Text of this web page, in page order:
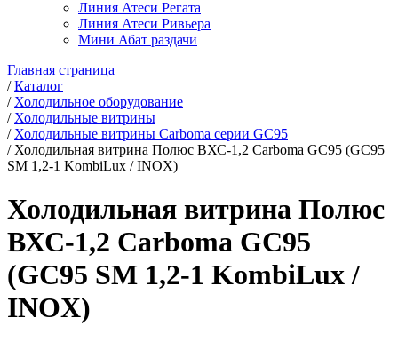
Линия Атеси Регата
Линия Атеси Ривьера
Мини Абат раздачи
Главная страница
/Каталог
/ Холодильное оборудование
/ Холодильные витрины
/ Холодильные витрины Carboma серии GC95
/ Холодильная витрина Полюс ВХС-1,2 Carboma GC95 (GC95
SM 1,2-1 KombiLux / INOX)
Холодильная витрина Полюс
ВХС-1,2 Carboma GC95
(GC95 SM 1,2-1 KombiLux /
INOX)